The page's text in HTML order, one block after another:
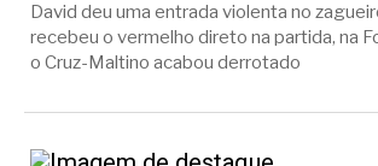
David deu uma entrada violenta no
recebeu o vermelho direto na partida, na
o Cruz-Maltino acabou derrotado